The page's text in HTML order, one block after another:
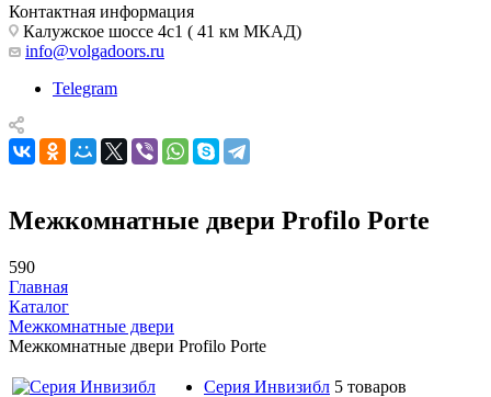
Контактная информация
Калужское шоссе 4с1 ( 41 км МКАД)
info@volgadoors.ru
Telegram
Межкомнатные двери Profilo Porte
590
Главная
Каталог
Межкомнатные двери
Межкомнатные двери Profilo Porte
Серия Инвизибл 5 товаров